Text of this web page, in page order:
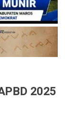
2025